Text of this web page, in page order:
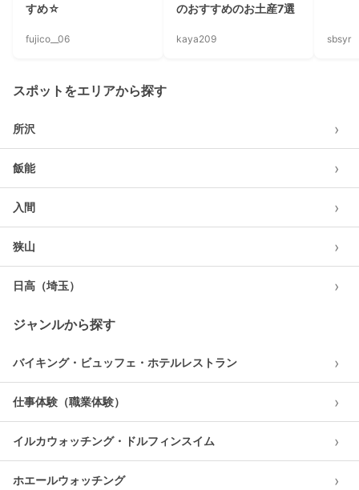
すめ☆
fujico__06
のおすすめのお土産7選
kaya209 sbsyr
スポットをエリアから探す
所沢 ›
飯能 ›
入間 ›
狭山 ›
日高（埼玉） ›
ジャンルから探す
バイキング・ビュッフェ・ホテルレストラン ›
仕事体験（職業体験） ›
イルカウォッチング・ドルフィンスイム ›
ホエールウォッチング ›